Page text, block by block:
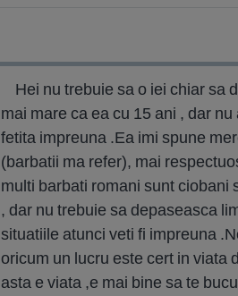
Hei nu trebuie sa o iei chiar sa
mai mare ca ea cu 15 ani , dar
fetita impreuna .Ea imi spune
(barbatii ma refer), mai
multi barbati romani sunt ciobani
, dar nu trebuie sa depaseasca
situatiile atunci veti fi impreuna
oricum un lucru este cert in viata
asta e viata ,e mai bine sa te